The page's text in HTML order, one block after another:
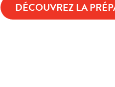
DÉCOUVREZ LA